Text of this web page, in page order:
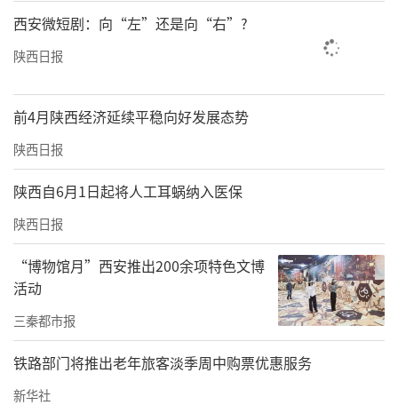
西安微短剧：向“左”还是向“右”?
陕西日报
前4月陕西经济延续平稳向好发展态势
陕西日报
陕西自6月1日起将人工耳蜗纳入医保
陕西日报
“博物馆月”西安推出200余项特色文博
活动
三秦都市报
铁路部门将推出老年旅客淡季周中购票优惠服务
新华社